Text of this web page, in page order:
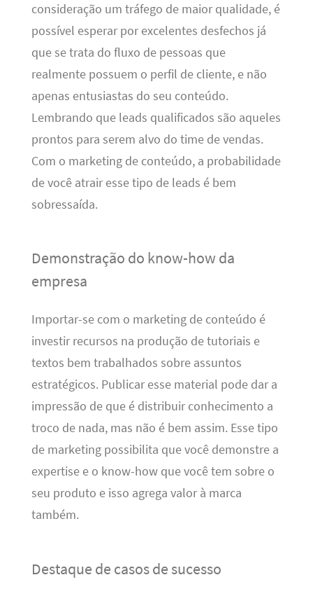
consideração um tráfego de maior qualidade, é
possível esperar por excelentes desfechos já
que se trata do fluxo de pessoas que
realmente possuem o perfil de cliente, e não
apenas entusiastas do seu conteúdo.
Lembrando que leads qualificados são aqueles
prontos para serem alvo do time de vendas.
Com o marketing de conteúdo, a probabilidade
de você atrair esse tipo de leads é bem
sobressaída.
Demonstração do know-how da
empresa
Importar-se com o marketing de conteúdo é
investir recursos na produção de tutoriais e
textos bem trabalhados sobre assuntos
estratégicos. Publicar esse material pode dar a
impressão de que é distribuir conhecimento a
troco de nada, mas não é bem assim. Esse tipo
de marketing possibilita que você demonstre a
expertise e o know-how que você tem sobre o
seu produto e isso agrega valor à marca
também.
Destaque de casos de sucesso